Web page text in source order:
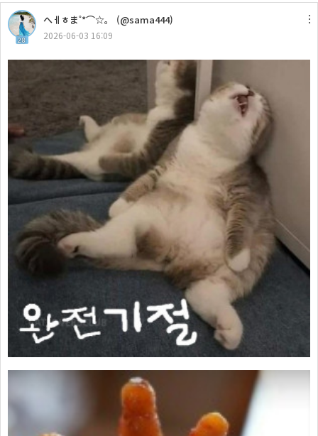
28
へㅔㅎま˚*⌒☆。 (@sama444)
2026-06-03 16:09